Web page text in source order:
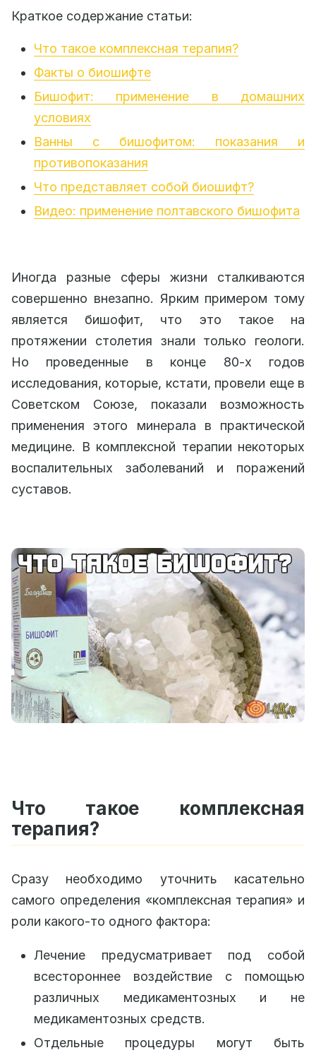
Краткое содержание статьи:
Что такое комплексная терапия?
Факты о биошифте
Бишофит: применение в домашних
условиях
Ванны с бишофитом: показания и
противопоказания
Что представляет собой биошифт?
Видео: применение полтавского бишофита
Иногда разные сферы жизни сталкиваются
совершенно внезапно. Ярким примером тому
является бишофит, что это такое на
протяжении столетия знали только геологи.
Но проведенные в конце 80-х годов
исследования, которые, кстати, провели еще в
Советском Союзе, показали возможность
применения этого минерала в практической
медицине. В комплексной терапии некоторых
воспалительных заболеваний и поражений
суставов.
Что такое комплексная
терапия?
Сразу необходимо уточнить касательно
самого определения «комплексная терапия» и
роли какого-то одного фактора:
Лечение предусматривает под собой
всестороннее воздействие с помощью
различных медикаментозных и не
медикаментозных средств.
Отдельные процедуры могут быть